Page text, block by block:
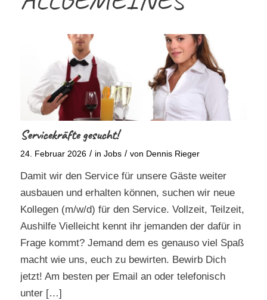
Servicekräfte gesucht!
24. Februar 2026 / in Jobs / von Dennis Rieger
Damit wir den Service für unsere Gäste weiter
ausbauen und erhalten können, suchen wir neue
Kollegen (m/w/d) für den Service. Vollzeit, Teilzeit,
Aushilfe Vielleicht kennt ihr jemanden der dafür in
Frage kommt? Jemand dem es genauso viel Spaß
macht wie uns, euch zu bewirten. Bewirb Dich
jetzt! Am besten per Email an oder telefonisch
unter […]